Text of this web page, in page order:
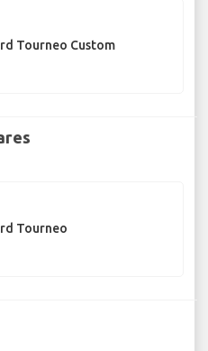
Tourneo Custom
Tourneo